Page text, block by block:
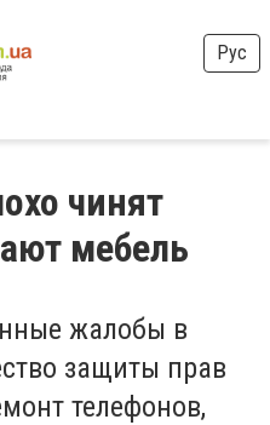
Рус
чинят
мебель
жалобы в
защиты прав
телефонов,